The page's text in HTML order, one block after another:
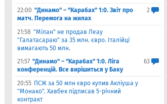
22:00 "Динамо" – "Карабах" 1:0. Звіт про
матч. Перемога на жилах
2
21:58 "Мілан" не продав Леау
"Галатасараю" за 35 млн. євро. Італійці
вимагають 50 млн.
21:57 "Динамо" – "Карабах" 1:0. Ліга
конференцій. Все вирішиться у Баку
63
20:55 ПСЖ за 50 млн євро купив Акліуша у
"Монако". Хавбек підписав 5-річний
контракт